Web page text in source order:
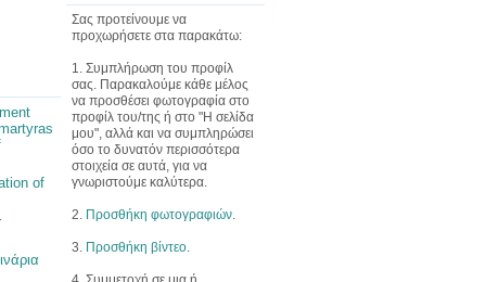
of
Σας προτείνουμε να
προχωρήσετε στα παρακάτω:
1. Συμπλήρωση του προφίλ
σας. Παρακαλούμε κάθε μέλος
να προσθέσει φωτογραφία στο
προφίλ του/της ή στο "Η σελίδα
μου", αλλά και να συμπληρώσει
όσο το δυνατόν περισσότερα
στοιχεία σε αυτά, για να
γνωριστούμε καλύτερα.
2. Προσθήκη φωτογραφιών.
3. Προσθήκη βίντεο.